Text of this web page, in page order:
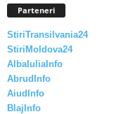
Parteneri
StiriTransilvania24
StiriMoldova24
AlbaIuliaInfo
AbrudInfo
AiudInfo
BlajInfo